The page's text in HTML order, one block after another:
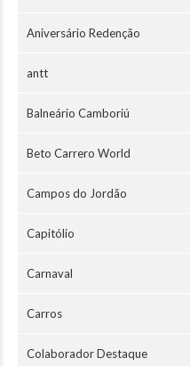
Aniversário Redenção
antt
Balneário Camboriú
Beto Carrero World
Campos do Jordão
Capitólio
Carnaval
Carros
Colaborador Destaque